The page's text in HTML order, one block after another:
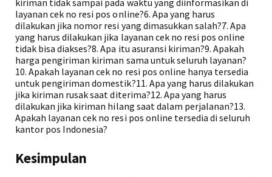
kiriman tidak sampai pada waktu yang diinformasikan di
layanan cek no resi pos online?6. Apa yang harus
dilakukan jika nomor resi yang dimasukkan salah?7. Apa
yang harus dilakukan jika layanan cek no resi pos online
tidak bisa diakses?8. Apa itu asuransi kiriman?9. Apakah
harga pengiriman kiriman sama untuk seluruh layanan?
10. Apakah layanan cek no resi pos online hanya tersedia
untuk pengiriman domestik?11. Apa yang harus dilakukan
jika kiriman rusak saat diterima?12. Apa yang harus
dilakukan jika kiriman hilang saat dalam perjalanan?13.
Apakah layanan cek no resi pos online tersedia di seluruh
kantor pos Indonesia?
Kesimpulan